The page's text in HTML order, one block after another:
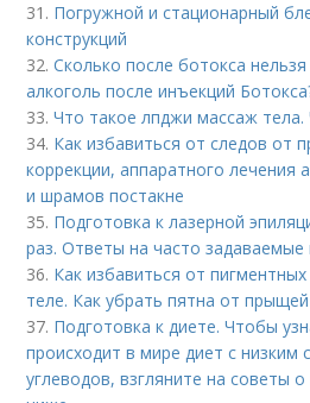
31. Погружной и стационарный
конструкций
32.Сколько после ботокса
алкоголь после инъекций
33.Что такое лпджи массаж тела.
34. Как избавиться от следов от
коррекции, аппаратного лечения
и шрамов постакне
35. Подготовка к лазерной
раз. Ответы на часто задаваемые
36. Как избавиться от
теле. Как убрать пятна от
37. Подготовка к диете. Чтобы
происходит в мире диет с низким
углеводов, взгляните на советы